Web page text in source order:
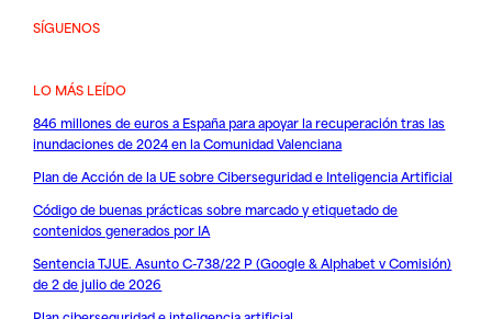
SÍGUENOS
LO MÁS LEÍDO
846 millones de euros a España para apoyar la recuperación tras las
inundaciones de 2024 en la Comunidad Valenciana
Plan de Acción de la UE sobre Ciberseguridad e Inteligencia Artificial
Código de buenas prácticas sobre marcado y etiquetado de
contenidos generados por IA
Sentencia TJUE. Asunto C-738/22 P (Google & Alphabet v Comisión)
de 2 de julio de 2026